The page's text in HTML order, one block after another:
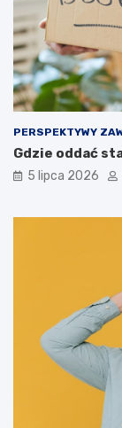
PERSPEKTYWY
Gdzie oddać
5 lipca 2026